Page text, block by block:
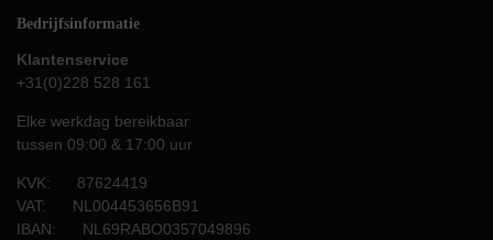
Bedrijfsinformatie
Klantenservice
+31(0)228 528 161
Elke werkdag bereikbaar
tussen 09:00 & 17:00 uur
KVK: 87624419
VAT: NL004453656B91
IBAN: NL69RABO0357049896